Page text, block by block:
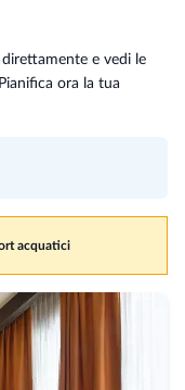
e vedi le
ora la tua
acquatici